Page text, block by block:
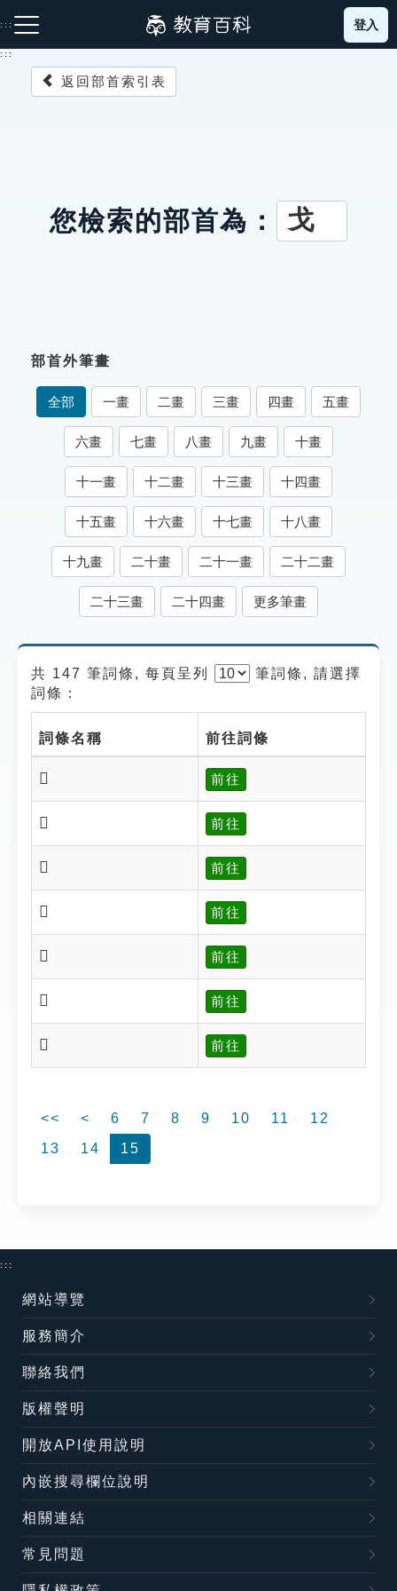
到
主
:::
成語故事
索引選單
知識索引
單字索引
生命大百科索引
遊戲專區
教學應用
登入
:::
返回部首索引表
您檢索的部首為： 戈
部首外筆畫
全部 一畫 二畫 三畫 四畫 五畫
六畫 七畫 八畫 九畫 十畫
十一畫 十二畫 十三畫 十四畫
十五畫 十六畫 十七畫 十八畫
十九畫 二十畫 二十一畫 二十二畫
二十三畫 二十四畫 更多筆畫
共 147 筆詞條, 每頁呈列 筆詞條, 請選擇
詞條：
詞條名稱 前往詞條
𢨙 前往
𢨚 前往
𢨛 前往
𢨞 前往
𢨟 前往
𢨡 前往
𢨣 前往
<< < 6 7 8 9 10 11
12
13
14 15
:::
網站導覽
服務簡介
聯絡我們
版權聲明
開放API使用說明
內嵌搜尋欄位說明
相關連結
常見問題